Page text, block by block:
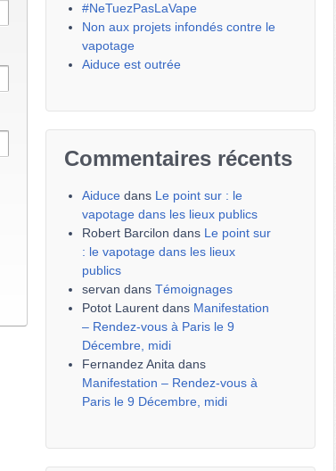
#NeTuezPasLaVape
Non aux projets infondés contre le
vapotage
Aiduce est outrée
Commentaires récents
Aiduce dans Le point sur : le
vapotage dans les lieux publics
Robert Barcilon dans Le point sur
: le vapotage dans les lieux
publics
servan dansTémoignages
Potot Laurent dans Manifestation
– Rendez-vous à Paris le 9
Décembre, midi
Fernandez Anita dans
Manifestation – Rendez-vous à
Paris le 9 Décembre, midi